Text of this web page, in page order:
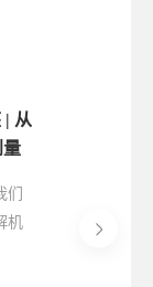
| 从
们
机